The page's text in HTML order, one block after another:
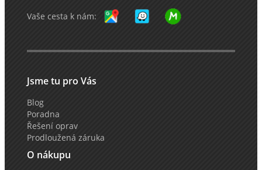
Vaše cesta k nám:
Jsme tu pro Vás
Blog
Poradna
Řešení oprav
Prodloužená záruka
O nákupu